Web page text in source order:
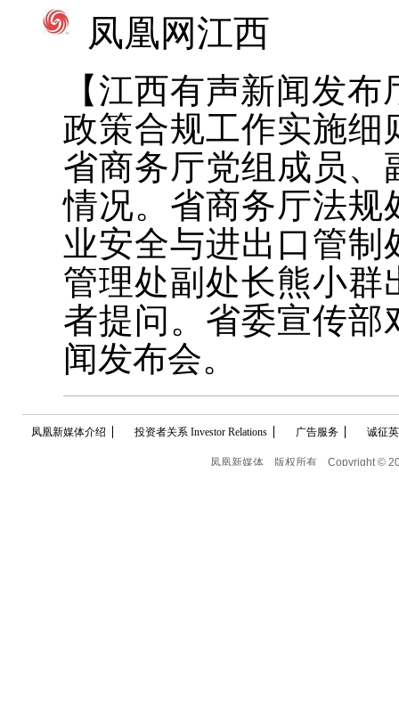
凤凰网江西
【江西有声新闻发
政策合规工作实施细
省商务厅党组成员、
情况。省商务厅法规
业安全与进出口管制
管理处副处长熊小群
者提问。省委宣传部
闻发布会。
凤凰新媒体介绍 投资者关系 Investor Relations 广告服务 诚征
凤凰新媒体 版权所有 Copyright ©